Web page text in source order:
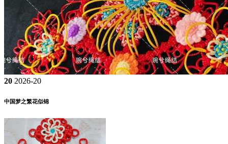
20 2026-20
中国梦之繁花似锦